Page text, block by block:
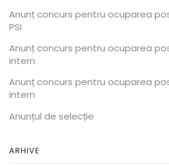
Anunț concurs pentru ocuparea
PSI
Anunț concurs pentru ocuparea
intern
Anunț concurs pentru ocuparea
intern
Anunțul de selecție
ARHIVE